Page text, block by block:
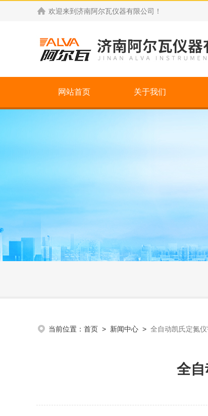
欢迎来到 济南阿尔瓦仪器有限公司 ！
网站首页 关于我们
当前位置： 首页 > 新闻中心 > 全自动凯氏定氮
全